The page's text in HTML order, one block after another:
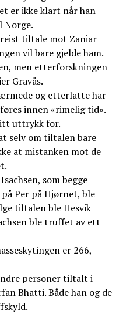
er ikke klart når han
Norge.
tiltale mot Zaniar
vil bare gjelde ham.
men etterforskningen
Gravås.
og etterlatte har
innen «rimelig tid».
uttrykk for.
selv om tiltalen bare
at mistanken mot de
som begge
Per på Hjørnet, ble
tiltalen ble Hesvik
ble truffet av ett
er 266,
personer tiltalt i
Bhatti. Både han og de